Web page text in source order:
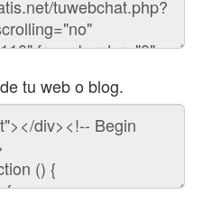
tu web o blog.